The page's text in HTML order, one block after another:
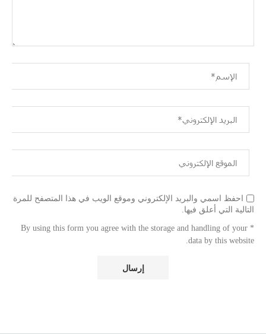
احفظ اسمي والبريد الإلكتروني وموقع الويب في هذا المتصفح للمرة
التالية التي أعلق فيها.
* By using this form you agree with the storage and handling of your
data by this website.